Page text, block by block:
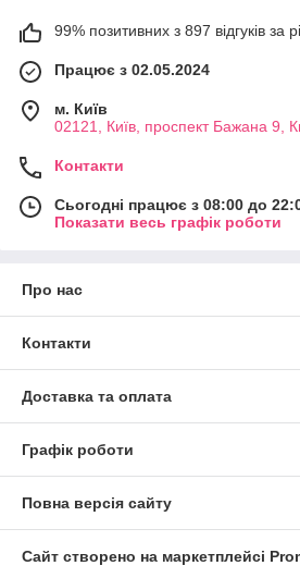
99% позитивних з 897 відгуків за
Працює з 02.05.2024
м. Київ
02121, Київ, проспект Бажана 9,
Контакти
Сьогодні працює з 08:00 до
Показати весь графік роботи
Про нас
Контакти
Доставка та оплата
Графік роботи
Повна версія сайту
Сайт створено на маркетплейсі